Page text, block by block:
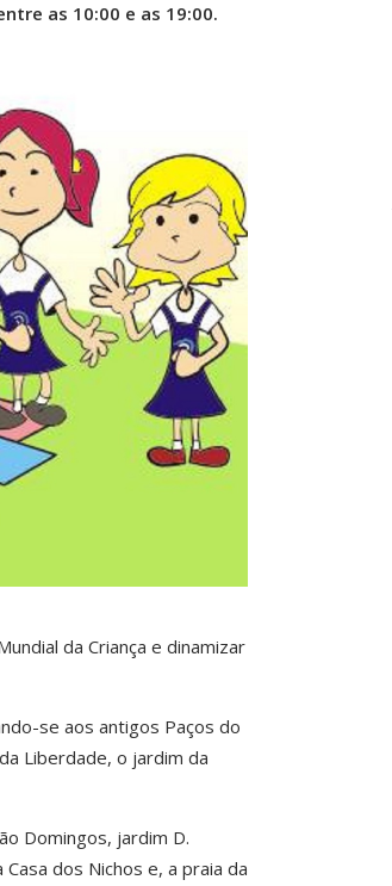
as 10:00 e as 19:00.
da Criança e dinamizar
se aos antigos Paços do
Liberdade, o jardim da
Domingos, jardim D.
dos Nichos e, a praia da